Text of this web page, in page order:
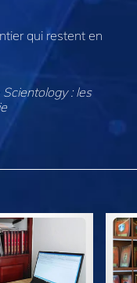
qui restent en
Scientology : les